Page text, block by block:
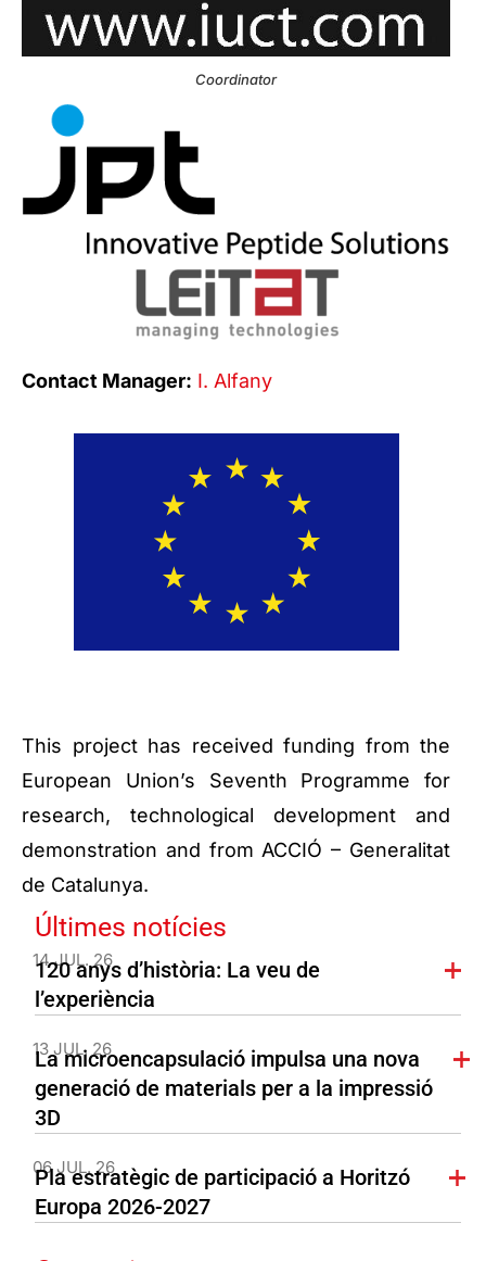
Coordinator
Contact Manager: I. Alfany
This project has received funding from the
European Union’s Seventh Programme for
research, technological development and
demonstration and from ACCIÓ – Generalitat
de Catalunya.
Últimes notícies
14 JUL. 26
120 anys d’història: La veu de
l’experiència
13 JUL. 26
La microencapsulació impulsa una nova
generació de materials per a la impressió
3D
06 JUL. 26
Pla estratègic de participació a Horitzó
Europa 2026-2027